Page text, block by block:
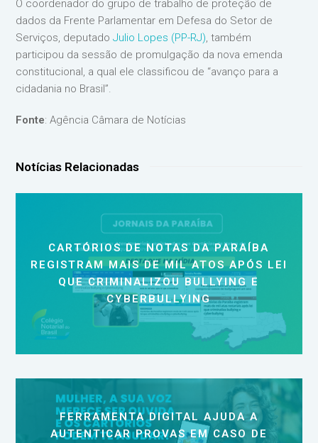
O coordenador do grupo de trabalho de proteção de
dados da Frente Parlamentar em Defesa do Setor de
Serviços, deputadoJulio Lopes (PP-RJ), também
participou da sessão de promulgação da nova emenda
constitucional, a qual ele classificou de “avanço para a
cidadania no Brasil”.
Fonte: Agência Câmara de Notícias
Notícias Relacionadas
CARTÓRIOS DE NOTAS DA PARAÍBA
REGISTRAM MAIS DE MIL ATOS APÓS LEI
QUE CRIMINALIZOU BULLYING E
CYBERBULLYING
FERRAMENTA DIGITAL AJUDA A
AUTENTICAR PROVAS EM CASO DE